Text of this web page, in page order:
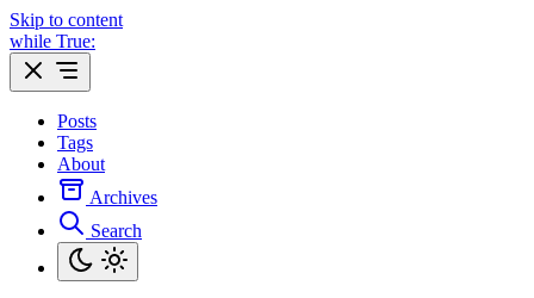
Skip to content
while True:
Posts
Tags
About
Archives
Search